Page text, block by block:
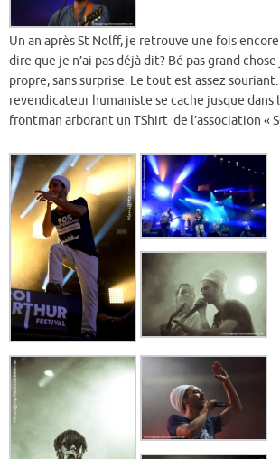
Un an après St Nolff, je retrouve une fois
dire que je n’ai pas déjà dit? Bé pas grand chose
propre, sans surprise. Le tout est assez
revendicateur humaniste se cache jusque dans
frontman arborant un TShirt de l’association «